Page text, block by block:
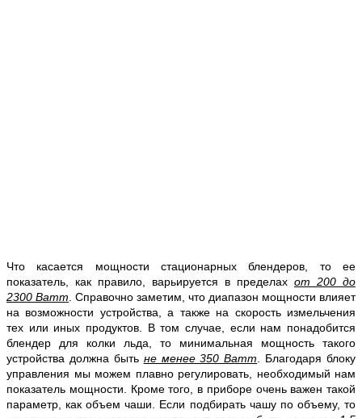
Что касается мощности стационарных блендеров, то ее
показатель, как правило, варьируется в пределах от 200 до
2300 Ватт. Справочно заметим, что диапазон мощности влияет
на возможности устройства, а также на скорость измельчения
тех или иных продуктов. В том случае, если нам понадобится
блендер для колки льда, то минимальная мощность такого
устройства должна быть не менее 350 Ватт. Благодаря блоку
управления мы можем плавно регулировать, необходимый нам
показатель мощности. Кроме того, в приборе очень важен такой
параметр, как объем чаши. Если подбирать чашу по объему, то